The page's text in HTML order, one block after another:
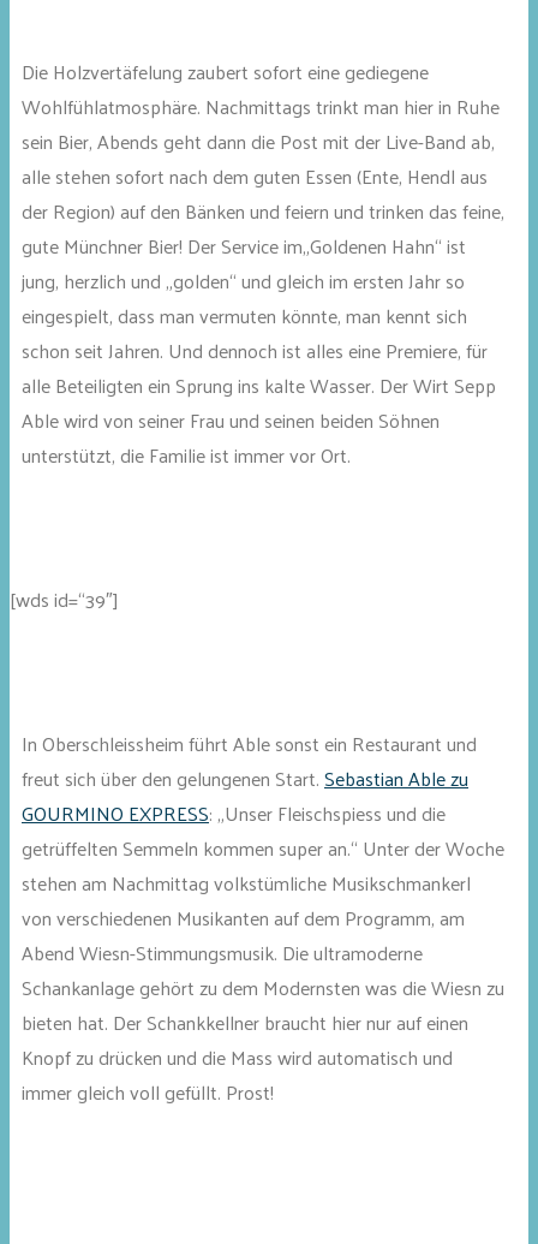
Die Holzvertäfelung zaubert sofort eine gediegene
Wohlfühlatmosphäre. Nachmittags trinkt man hier in Ruhe
sein Bier, Abends geht dann die Post mit der Live-Band ab,
alle stehen sofort nach dem guten Essen (Ente, Hendl aus
der Region) auf den Bänken und feiern und trinken das feine,
gute Münchner Bier! Der Service im„Goldenen Hahn“ ist
jung, herzlich und „golden“ und gleich im ersten Jahr so
eingespielt, dass man vermuten könnte, man kennt sich
schon seit Jahren. Und dennoch ist alles eine Premiere, für
alle Beteiligten ein Sprung ins kalte Wasser. Der Wirt Sepp
Able wird von seiner Frau und seinen beiden Söhnen
unterstützt, die Familie ist immer vor Ort.
[wds id=“39″]
In Oberschleissheim führt Able sonst ein Restaurant und
freut sich über den gelungenen Start.Sebastian Able zu
GOURMINO EXPRESS: „Unser Fleischspiess und die
getrüffelten Semmeln kommen super an.“ Unter der Woche
stehen am Nachmittag volkstümliche Musikschmankerl
von verschiedenen Musikanten auf dem Programm, am
Abend Wiesn-Stimmungsmusik. Die ultramoderne
Schankanlage gehört zu dem Modernsten was die Wiesn zu
bieten hat. Der Schankkellner braucht hier nur auf einen
Knopf zu drücken und die Mass wird automatisch und
immer gleich voll gefüllt. Prost!